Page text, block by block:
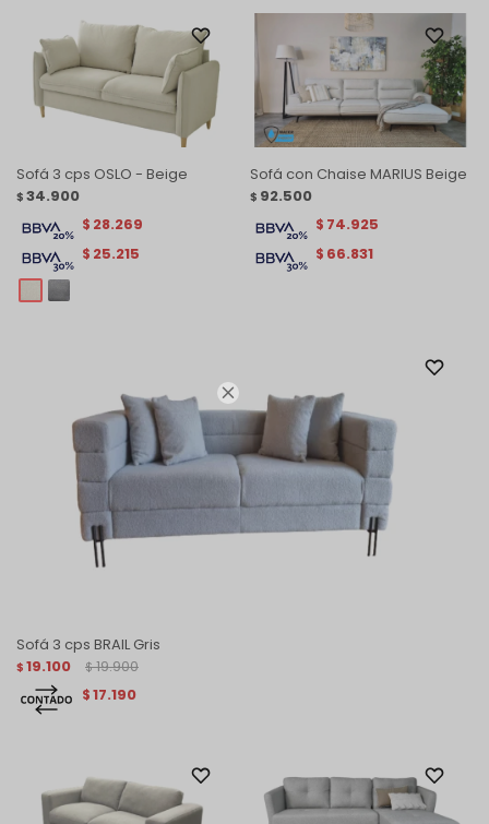

Sofá 3 cps OSLO - Beige
$ 34.900
$ 25.215
$ 28.269
Sofá con Chaise MARIUS Beige
$ 92.500
$ 66.831
$ 74.925
Sofá 3 cps BRAIL Gris
$ 19.100 $ 19.900
$17.190